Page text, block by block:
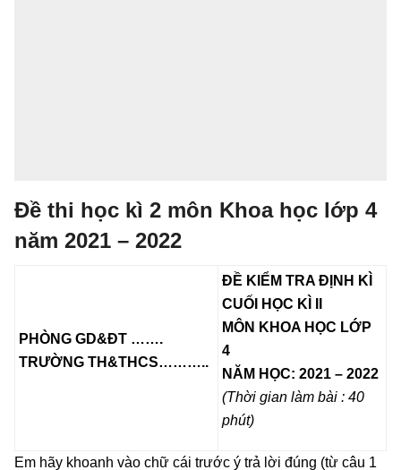
Đề thi học kì 2 môn Khoa học lớp 4
năm 2021 – 2022
PHÒNG GD&ĐT …….
TRƯỜNG TH&THCS………..
ĐỀ KIỂM TRA ĐỊNH KÌ
CUỐI HỌC KÌ II
MÔN KHOA HỌC LỚP
4
NĂM HỌC: 2021 – 2022
(Thời gian làm bài : 40
phút)
Em hãy khoanh vào chữ cái trước ý trả lời đúng (từ câu 1